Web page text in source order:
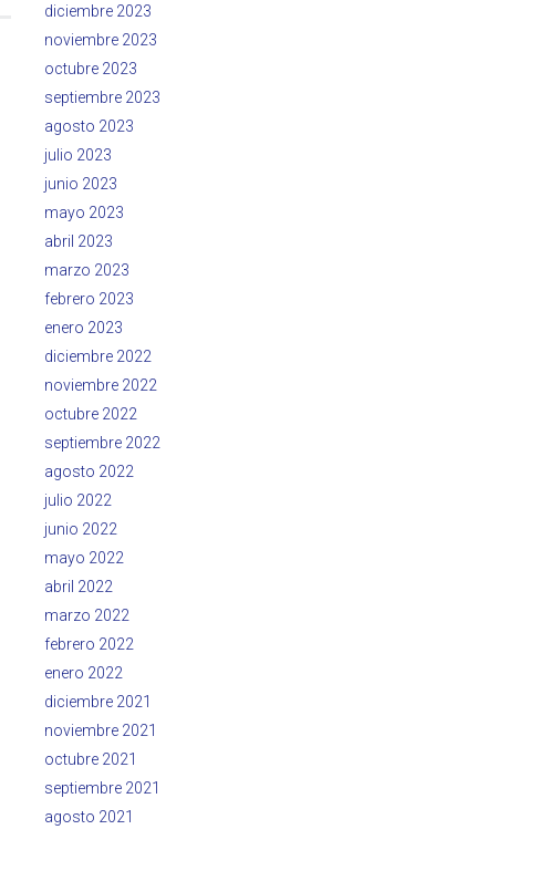
diciembre 2023
noviembre 2023
octubre 2023
septiembre 2023
agosto 2023
julio 2023
junio 2023
mayo 2023
abril 2023
marzo 2023
febrero 2023
enero 2023
diciembre 2022
noviembre 2022
octubre 2022
septiembre 2022
agosto 2022
julio 2022
junio 2022
mayo 2022
abril 2022
marzo 2022
febrero 2022
enero 2022
diciembre 2021
noviembre 2021
octubre 2021
septiembre 2021
agosto 2021